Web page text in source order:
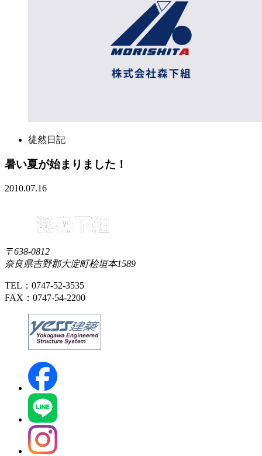
徒然日記
暑い夏が始まりました！
2010.07.16
〒638-0812
奈良県吉野郡大淀町桧垣本1589
TEL：0747-52-3535
FAX：0747-54-2200